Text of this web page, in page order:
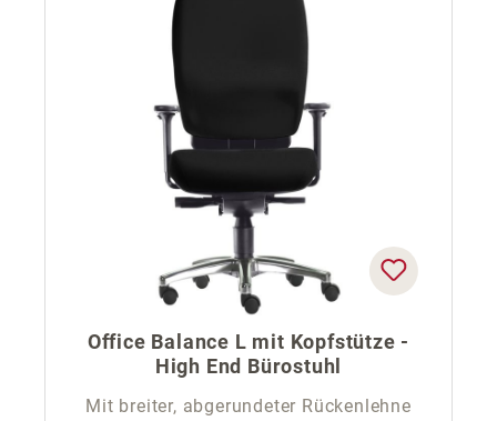
Office Balance L mit Kopfstütze -
High End Bürostuhl
Mit breiter, abgerundeter Rückenlehne